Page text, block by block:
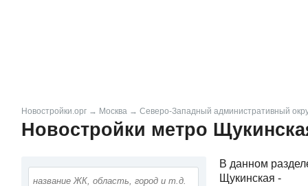
Новостройки.орг → Москва → Северо-Западный административный
Новостройки метро
В данном
Щукинская -